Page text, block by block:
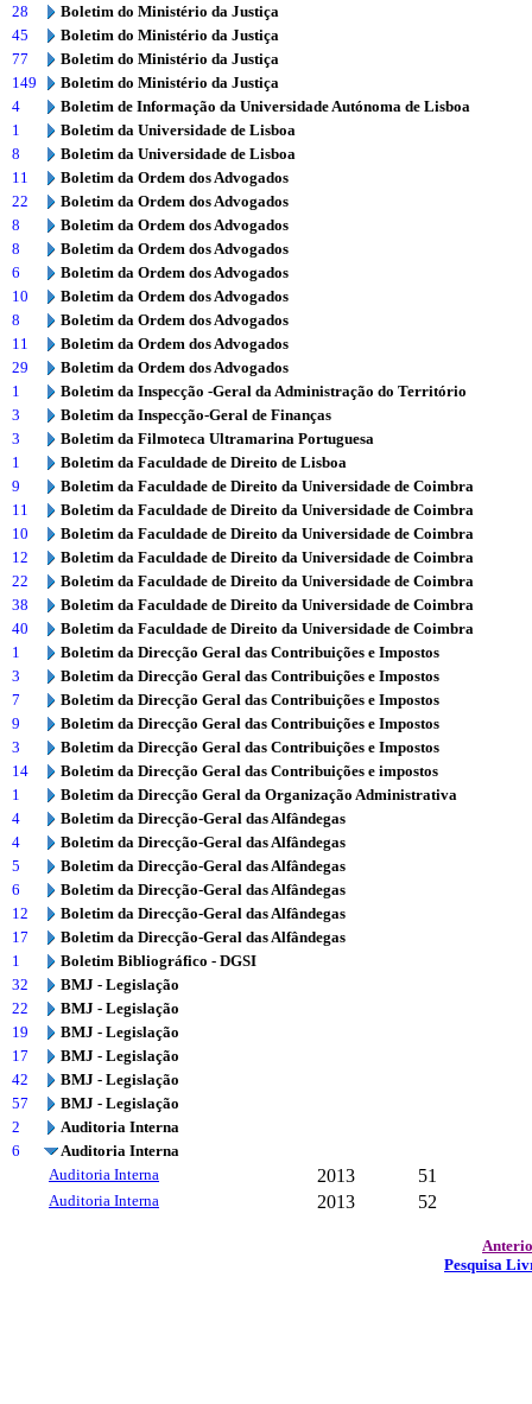
28
Boletim do Ministério da Justiça
45
Boletim do Ministério da Justiça
77
Boletim do Ministério da Justiça
149
Boletim do Ministério da Justiça
4
Boletim de Informação da Universidade Autónoma de Lisboa
1
Boletim da Universidade de Lisboa
8
Boletim da Universidade de Lisboa
11
Boletim da Ordem dos Advogados
22
Boletim da Ordem dos Advogados
8
Boletim da Ordem dos Advogados
8
Boletim da Ordem dos Advogados
6
Boletim da Ordem dos Advogados
10
Boletim da Ordem dos Advogados
8
Boletim da Ordem dos Advogados
11
Boletim da Ordem dos Advogados
29
Boletim da Ordem dos Advogados
1
Boletim da Inspecção -Geral da Administração do Território
3
Boletim da Inspecção-Geral de Finanças
3
Boletim da Filmoteca Ultramarina Portuguesa
1
Boletim da Faculdade de Direito de Lisboa
9
Boletim da Faculdade de Direito da Universidade de Coimbra
11
Boletim da Faculdade de Direito da Universidade de Coimbra
10
Boletim da Faculdade de Direito da Universidade de Coimbra
12
Boletim da Faculdade de Direito da Universidade de Coimbra
22
Boletim da Faculdade de Direito da Universidade de Coimbra
38
Boletim da Faculdade de Direito da Universidade de Coimbra
40
Boletim da Faculdade de Direito da Universidade de Coimbra
1
Boletim da Direcção Geral das Contribuições e Impostos
3
Boletim da Direcção Geral das Contribuições e Impostos
7
Boletim da Direcção Geral das Contribuições e Impostos
9
Boletim da Direcção Geral das Contribuições e Impostos
3
Boletim da Direcção Geral das Contribuições e Impostos
14
Boletim da Direcção Geral das Contribuições e impostos
1
Boletim da Direcção Geral da Organização Administrativa
4
Boletim da Direcção-Geral das Alfândegas
4
Boletim da Direcção-Geral das Alfândegas
5
Boletim da Direcção-Geral das Alfândegas
6
Boletim da Direcção-Geral das Alfândegas
12
Boletim da Direcção-Geral das Alfândegas
17
Boletim da Direcção-Geral das Alfândegas
1
Boletim Bibliográfico - DGSI
32
BMJ - Legislação
22
BMJ - Legislação
19
BMJ - Legislação
17
BMJ - Legislação
42
BMJ - Legislação
57
BMJ - Legislação
2
Auditoria Interna
6
Auditoria Interna
Auditoria Interna
2013 51
Auditoria Interna 2013 52
Pesquisa